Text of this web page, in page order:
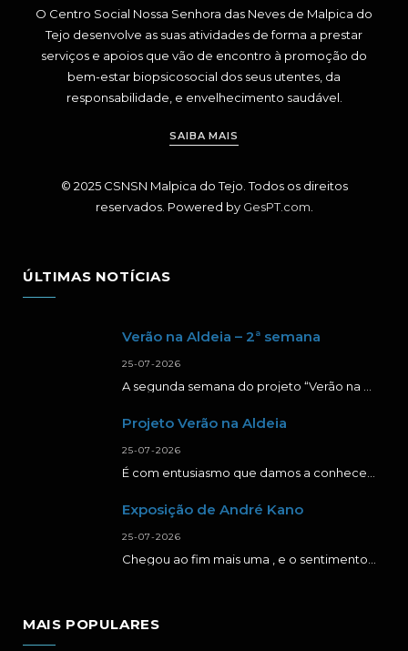
O Centro Social Nossa Senhora das Neves de Malpica do
Tejo desenvolve as suas atividades de forma a prestar
serviços e apoios que vão de encontro à promoção do
bem-estar biopsicosocial dos seus utentes, da
responsabilidade, e envelhecimento saudável.
SAIBA MAIS
© 2025 CSNSN Malpica do Tejo. Todos os direitos
reservados. Powered by GesPT.com.
ÚLTIMAS NOTÍCIAS
Verão na Aldeia – 2ª semana
25-07-2026
A segunda semana do projeto “Verão na Aldeia” foi repleta de momentos de aprendizagem, criatividade…
Projeto Verão na Aldeia
25-07-2026
É com entusiasmo que damos a conhecer a primeira semana da segunda edição do projeto…
Exposição de André Kano
25-07-2026
Chegou ao fim mais uma , e o sentimento é de muita gratidão. Agradecer a…
MAIS POPULARES